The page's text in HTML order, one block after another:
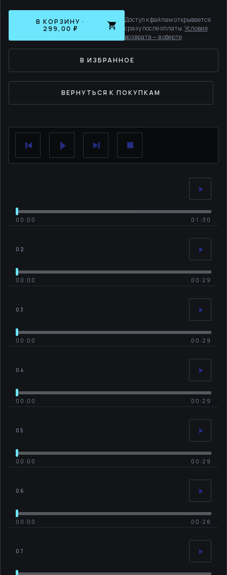
В КОРЗИНУ ·
299,00 ₽
Доступ к файлам открывается
сразу после оплаты.Условия
возврата — в оферте.
В ИЗБРАННОЕ
ВЕРНУТЬСЯ К ПОКУПКАМ
00:00 01:30
02
00:00 00:29
03
00:00 00:29
04
00:00 00:29
05
00:00 00:29
06
00:00 00:28
07